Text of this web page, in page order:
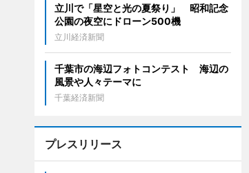
立川で「星空と光の夏祭り」 昭和記念
公園の夜空にドローン500機
立川経済新聞
千葉市の海辺フォトコンテスト 海辺の
風景や人々テーマに
千葉経済新聞
プレスリリース